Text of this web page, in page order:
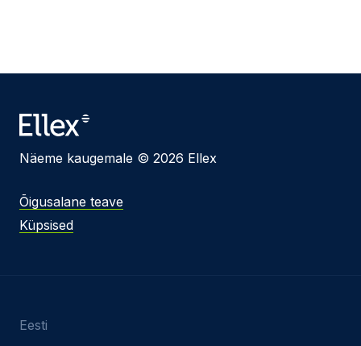
Näeme kaugemale © 2026 Ellex
Õigusalane teave
Küpsised
Eesti